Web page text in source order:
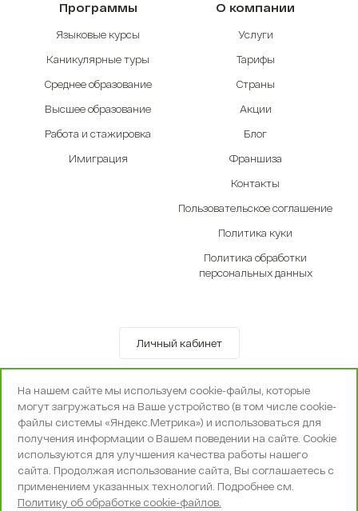
Программы
Языковые курсы
Каникулярные туры
Среднее образование
Высшее образование
Работа и стажировка
Имиграция
О компании
Услуги
Тарифы
Страны
Акции
Блог
Франшиза
Контакты
Пользовательское соглашение
Политика куки
Политика обработки
персональных данных
Личный кабинет
© OOO «Экселенте» 2010-2026 г.
Политика конфиденциальности
Поддержка и сопровождение -Вебпространство
На нашем сайте мы используем cookie-файлы, которые
могут загружаться на Ваше устройство (в том числе cookie-
файлы системы «Яндекс.Метрика») и использоваться для
получения информации о Вашем поведении на сайте. Cookie
используются для улучшения качества работы нашего
сайта. Продолжая использование сайта, Вы соглашаетесь с
применением указанных технологий. Подробнее см.
Политику об обработке cookie-файлов.